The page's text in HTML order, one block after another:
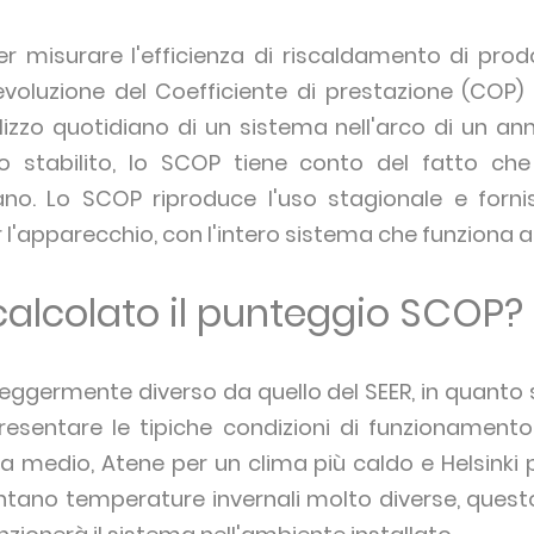
misurare l'efficienza di riscaldamento di
del Coefficiente di prestazione
quotidiano di un sistema nell'arco di un
stabilito, lo SCOP tiene conto del fatto
Lo SCOP riproduce l'uso stagionale e
con l'intero sistema che funziona
il punteggio SCOP?
diverso da quello del SEER, in
le tipiche condizioni di
medio, Atene per un clima più caldo e Helsinki
temperature invernali molto diverse,